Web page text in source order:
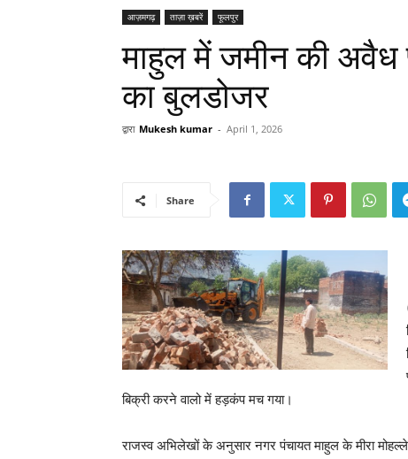
आज़मगढ़ ताज़ा ख़बरें फूलपुर
माहुल में जमीन की अवैध
का बुलडोजर
द्वारा Mukesh kumar - April 1, 2026
Share
बिक्री करने वालो में हड़कंप मच गया।
राजस्व अभिलेखों के अनुसार नगर पंचायत माहुल के मीरा